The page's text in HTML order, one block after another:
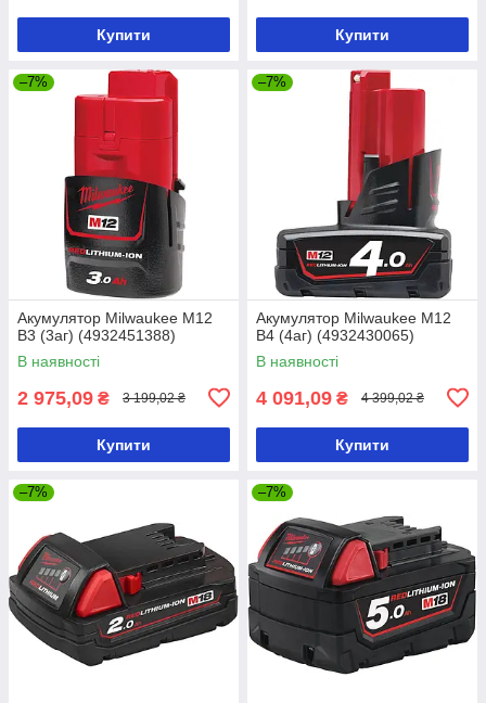
Купити Купити
–7%
Акумулятор Milwaukee M12
B3 (3аг) (4932451388)
В наявності
2 975,09 ₴ 3 199,02 ₴
Купити
–7%
Акумулятор Milwaukee M12
B4 (4аг) (4932430065)
В наявності
4 091,09 ₴ 4 399,02 ₴
Купити
–7% –7%